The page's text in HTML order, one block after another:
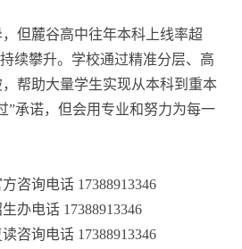
但麓谷高中往年本科上线率超
续攀升。学校通过精准分层、高
帮助大量学生实现从本科到重本
”承诺，但会用专业和努力为每一
咨询电话 17388913346
办电话 17388913346
咨询电话 17388913346